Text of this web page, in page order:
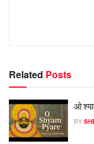
Related Posts
ओ
BY